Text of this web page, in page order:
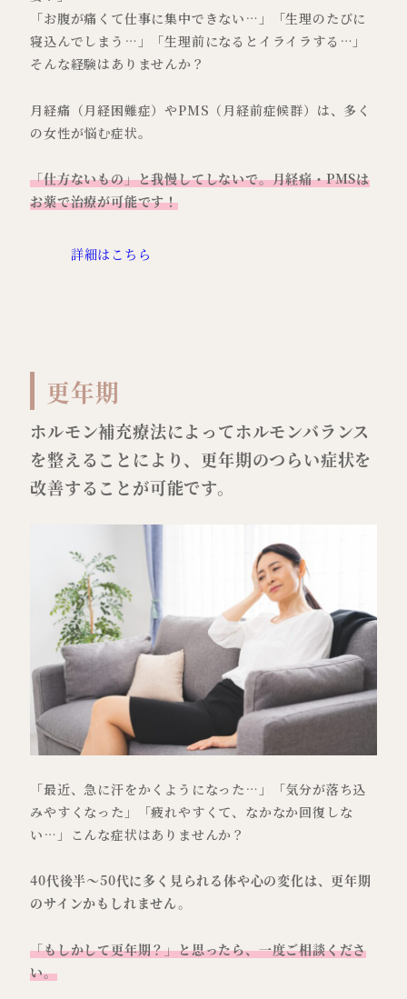
「お腹が痛くて仕事に集中できない…」「生理のたびに
寝込んでしまう…」「生理前になるとイライラする…」
そんな経験はありませんか？
月経痛（月経困難症）やPMS（月経前症候群）は、多く
の女性が悩む症状。
「仕方ないもの」と我慢してしないで。月経痛・PMSは
お薬で治療が可能です！
詳細はこちら
更年期
ホルモン補充療法によってホルモンバランス
を整えることにより、更年期のつらい症状を
改善することが可能です。
「最近、急に汗をかくようになった…」「気分が落ち込
みやすくなった」「疲れやすくて、なかなか回復しな
い…」こんな症状はありませんか？
40代後半～50代に多く見られる体や心の変化は、更年期
のサインかもしれません。
「もしかして更年期？」と思ったら、一度ご相談くださ
い。